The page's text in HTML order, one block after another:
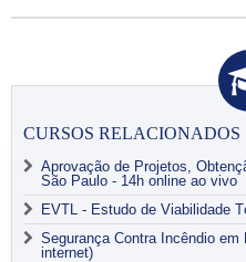
CURSOS RELACIONADOS
Aprovação de Projetos,
São Paulo - 14h online ao vivo
EVTL - Estudo de Viabilidade
Segurança Contra Incêndio
internet)